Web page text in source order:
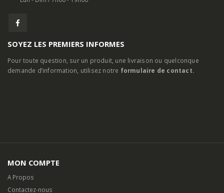
SOYEZ LES PREMIERS INFORMES
MON COMPTE